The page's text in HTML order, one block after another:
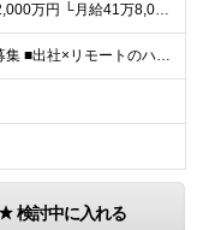
■想定年収：620万円～2,000万円 └月給41万8,000円〜160万8,400円＋賞与 ※月給には、固定残業代（12万1,700円〜24万2,700円／1ヶ月あたり50時間分）を含みます 固
■東京・大阪の2拠点で募集 ■出社×リモートのハイブリッドワークOK 【東京｜二重橋オフィス】 東京都千代田区丸の内3-2-3 丸の内二重橋ビルディング 【大阪オフィス】 大阪府大阪市中央区今橋4
検討中に入れる